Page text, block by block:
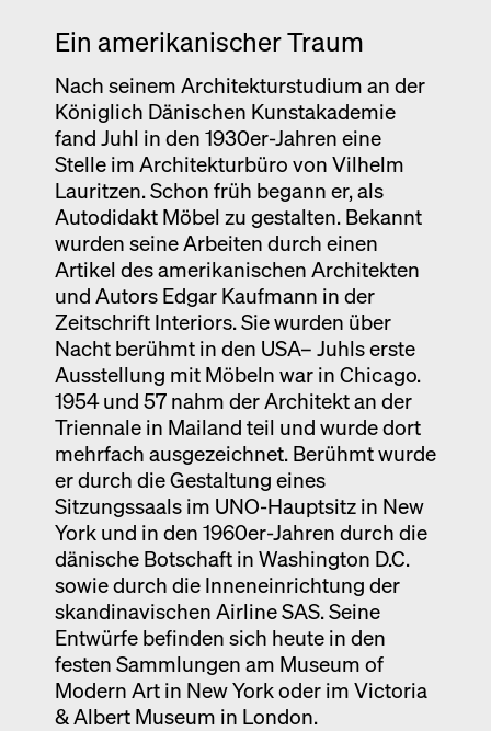
Ein amerikanischer Traum
Nach seinem Architekturstudium an der
Königlich Dänischen Kunstakademie
fand Juhl in den 1930er-Jahren eine
Stelle im Architekturbüro von Vilhelm
Lauritzen. Schon früh begann er, als
Autodidakt Möbel zu gestalten. Bekannt
wurden seine Arbeiten durch einen
Artikel des amerikanischen Architekten
und Autors Edgar Kaufmann in der
Zeitschrift Interiors. Sie wurden über
Nacht berühmt in den USA– Juhls erste
Ausstellung mit Möbeln war in Chicago.
1954 und 57 nahm der Architekt an der
Triennale in Mailand teil und wurde dort
mehrfach ausgezeichnet. Berühmt wurde
er durch die Gestaltung eines
Sitzungssaals im UNO-Hauptsitz in New
York und in den 1960er-Jahren durch die
dänische Botschaft in Washington D.C.
sowie durch die Inneneinrichtung der
skandinavischen Airline SAS. Seine
Entwürfe befinden sich heute in den
festen Sammlungen am Museum of
Modern Art in New York oder im Victoria
& Albert Museum in London.